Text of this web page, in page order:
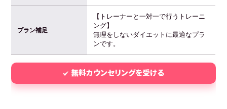
プラン補足
【トレーナーと一対一で行うトレーニ
ング】
無理をしないダイエットに最適なプラ
ンです。
無料カウンセリングを受ける